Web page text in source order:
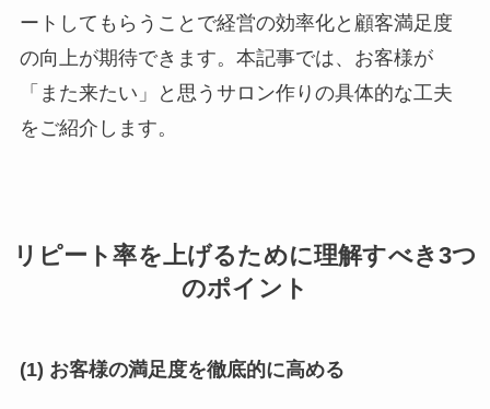
ートしてもらうことで経営の効率化と顧客満足度
の向上が期待できます。本記事では、お客様が
「また来たい」と思うサロン作りの具体的な工夫
をご紹介します。
リピート率を上げるために理解すべき3つ
のポイント
(1) お客様の満足度を徹底的に高める